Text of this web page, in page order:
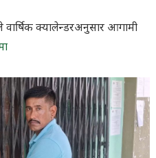
क्यालेन्डरअनुसार आगामी